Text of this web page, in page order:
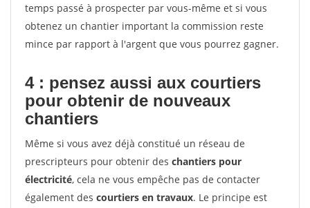
temps passé à prospecter par vous-même et si vous
obtenez un chantier important la commission reste
mince par rapport à l'argent que vous pourrez gagner.
4 : pensez aussi aux courtiers
pour obtenir de nouveaux
chantiers
Même si vous avez déjà constitué un réseau de
prescripteurs pour obtenir des chantiers pour
électricité, cela ne vous empêche pas de contacter
également des courtiers en travaux. Le principe est